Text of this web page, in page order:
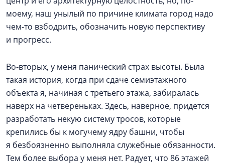
моему, наш унылый по причине климата город надо
чем-то взбодрить, обозначить новую перспективу
и прогресс.
Во‑вторых, у меня панический страх высоты. Была
такая история, когда при сдаче семиэтажного
объекта я, начиная с третьего этажа, забиралась
наверх на четвереньках. Здесь, наверное, придется
разработать некую систему тросов, которые
крепились бы к могучему ядру башни, чтобы
я безбоязненно выполняла служебные обязанности.
Тем более выбора у меня нет. Радует, что 86 этажей